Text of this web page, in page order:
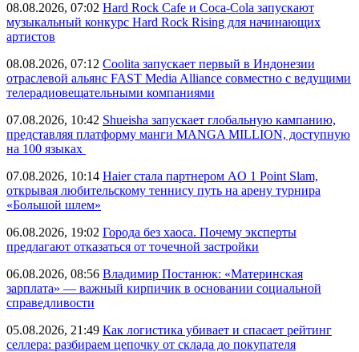
08.08.2026, 07:02 Hard Rock Cafe и Coca-Cola запускают
музыкальный конкурс Hard Rock Rising для начинающих
артистов
08.08.2026, 07:12 Coolita запускает первый в Индонезии
отраслевой альянс FAST Media Alliance совместно с ведущими
телерадиовещательными компаниями
07.08.2026, 10:42 Shueisha запускает глобальную кампанию,
представляя платформу манги MANGA MILLION, доступную
на 100 языках
07.08.2026, 10:14 Haier стала партнером AO 1 Point Slam,
открывая любительскому теннису путь на арену турнира
«Большой шлем»
06.08.2026, 19:02 Города без хаоса. Почему эксперты
предлагают отказаться от точечной застройки
06.08.2026, 08:56 Владимир Постанюк: «Материнская
зарплата» — важный кирпичик в основании социальной
справедливости
05.08.2026, 21:49 Как логистика убивает и спасает рейтинг
селлера: разбираем цепочку от склада до покупателя